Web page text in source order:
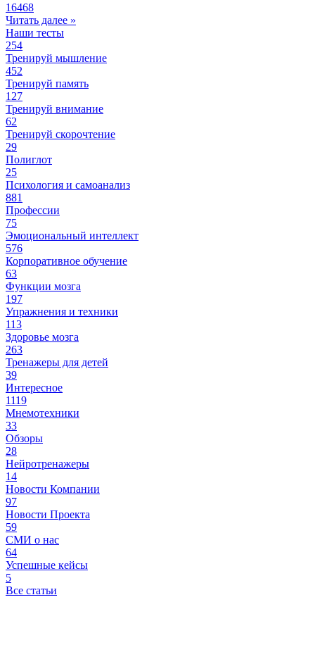
16468
Читать далее »
Наши тесты
254
Тренируй мышление
452
Тренируй память
127
Тренируй внимание
62
Тренируй скорочтение
29
Полиглот
25
Психология и самоанализ
881
Профессии
75
Эмоциональный интеллект
576
Корпоративное обучение
63
Функции мозга
197
Упражнения и техники
113
Здоровье мозга
263
Тренажеры для детей
39
Интересное
1119
Мнемотехники
33
Обзоры
28
Нейротренажеры
14
Новости Компании
97
Новости Проекта
59
СМИ о нас
64
Успешные кейсы
5
Все статьи